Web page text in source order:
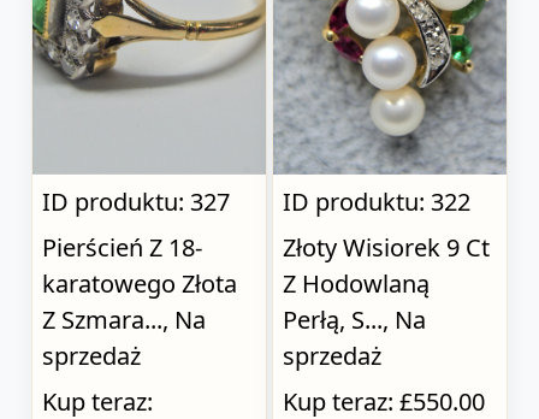
ID produktu: 327
Pierścień Z 18-
karatowego Złota
Z Szmara..., Na
sprzedaż
Kup teraz:
ID produktu: 322
Złoty Wisiorek 9 Ct
Z Hodowlaną
Perłą, S..., Na
sprzedaż
Kup teraz: £550.00